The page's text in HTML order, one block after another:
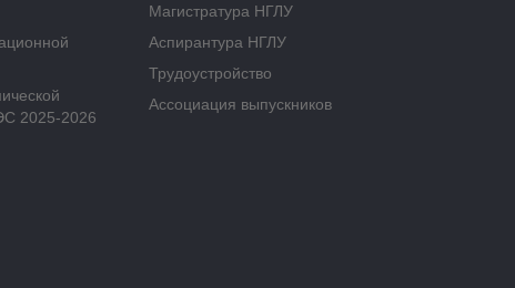
2025-2026
Магистратура НГЛУ
Аспирантура НГЛУ
Трудоустройство
Ассоциация выпускников